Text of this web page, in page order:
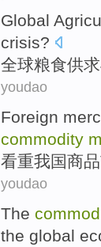
Global
crisis?
全球粮食供求
youdao
Foreign
commodity
看重我国商品
youdao
The
the global